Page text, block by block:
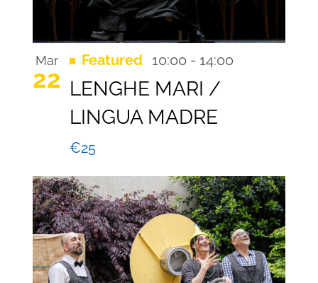
Mar
22
Featured 10:00 - 14:00
LENGHE MARI /
LINGUA MADRE
€25